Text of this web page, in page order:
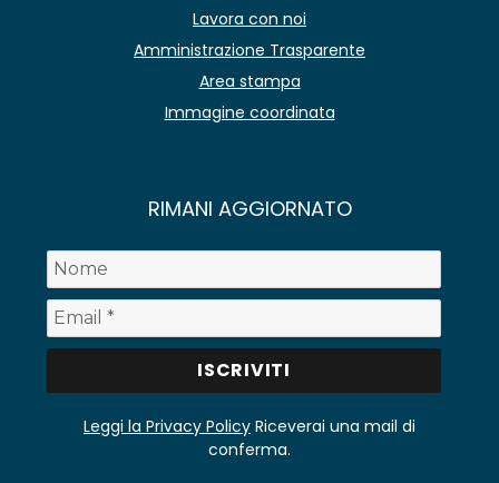
Lavora con noi
Amministrazione Trasparente
Area stampa
Immagine coordinata
RIMANI AGGIORNATO
Leggi la Privacy Policy Riceverai una mail di
conferma.